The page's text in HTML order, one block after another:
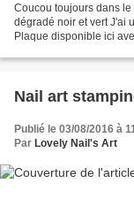
Coucou toujours dans
dégradé noir et vert J'ai
Plaque disponible ici
Nail art
Publié le 03/08/2016 à
Par Lovely Nail's Art